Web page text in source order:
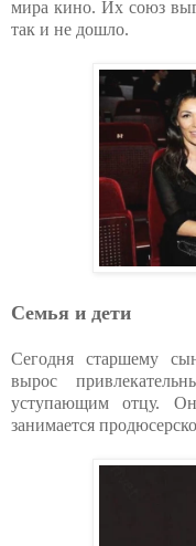
мира кино. Их союз
так и не дошло.
Семья и дети
Сегодня старшему
вырос
уступающим отцу.
занимается